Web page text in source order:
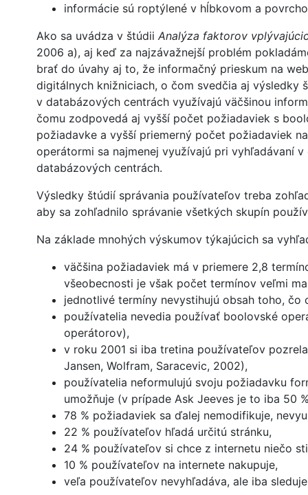
informácie sú roptýlené v hĺbkovom a
Ako sa uvádza v štúdii Analýza faktorov
2006 a), aj keď za najzávažnejší problém
brať do úvahy aj to, že informačný prieskum na
digitálnych knižniciach, o čom svedčia aj výsledky
v databázových centrách využívajú väčšinou
čomu zodpovedá aj vyšší počet požiadaviek s
požiadavke a vyšší priemerný počet požiadaviek
operátormi sa najmenej využívajú pri vyhľadávaní
databázových centrách.
Výsledky štúdií správania používateľov treba
aby sa zohľadnilo správanie všetkých skupín
Na základe mnohých výskumov týkajúcich sa
väčšina požiadaviek má v priemere 2,8
všeobecnosti je však počet termínov veľmi
jednotlivé termíny nevystihujú obsah toho, čo
používatelia nevedia používať boolovské
operátorov),
v roku 2001 si iba tretina používateľov
Jansen, Wolfram, Saracevic, 2002),
používatelia neformulujú svoju požiadavku
umožňuje (v prípade Ask Jeeves je to iba 50
78 % požiadaviek sa ďalej nemodifikuje,
22 % používateľov hľadá určitú stránku,
24 % používateľov si chce z internetu niečo
10 % používateľov na internete nakupuje,
veľa používateľov nevyhľadáva, ale iba